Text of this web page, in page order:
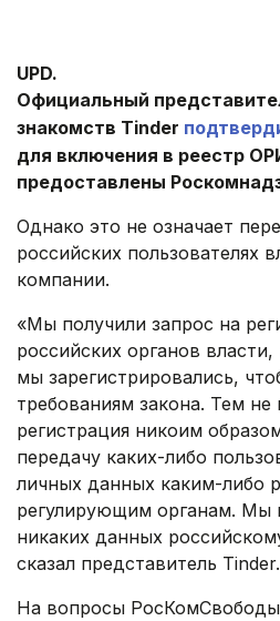
UPD.
Официальный
знакомств Tinder
для включения в реестр
предоставлены
Однако это не означает
российских пользователях
компании.
«Мы получили запрос на
российских органов
мы зарегистрировались,
требованиям закона. Тем не
регистрация никоим
передачу каких-либо
личных данных каким-либо
регулирующим органам. Мы
никаких данных
сказал представитель Tinder.
На вопросы